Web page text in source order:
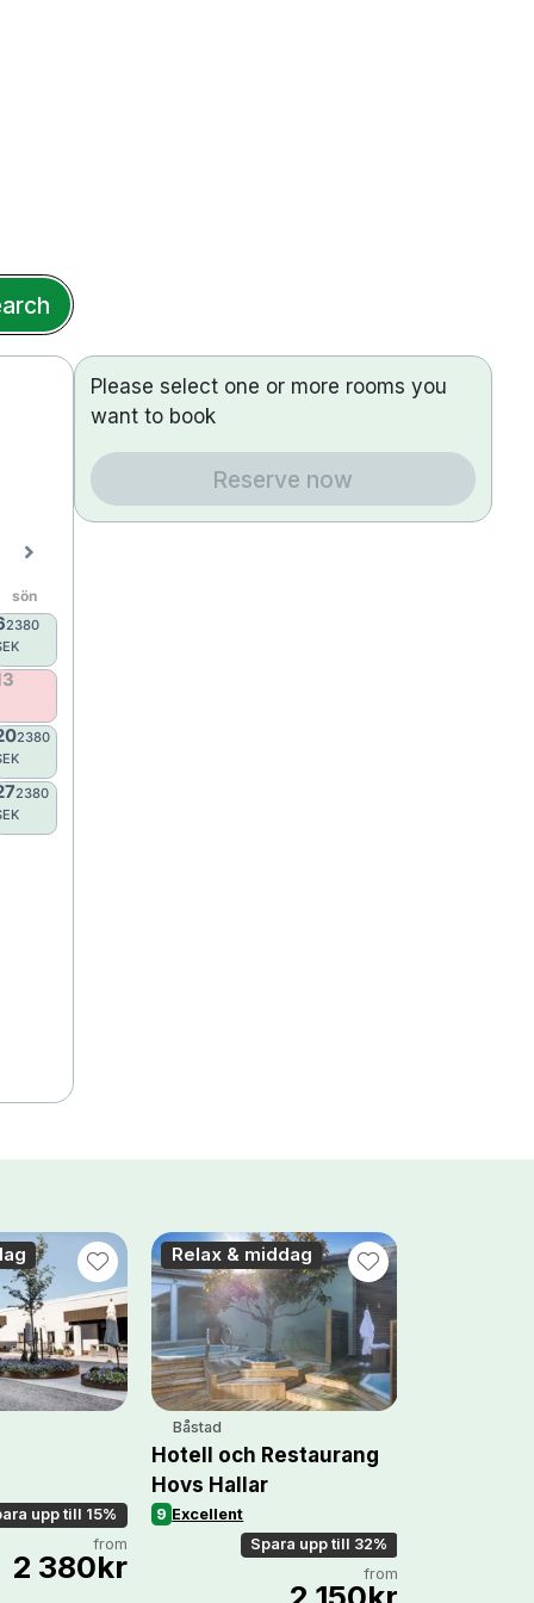
Please select one or more rooms you
want to book
Reserve now
upp till 15%
from
2 380kr
Relax & middag
Båstad
Hotell och Restaurang
Hovs Hallar
9 Excellent
Spara upp till 32%
from